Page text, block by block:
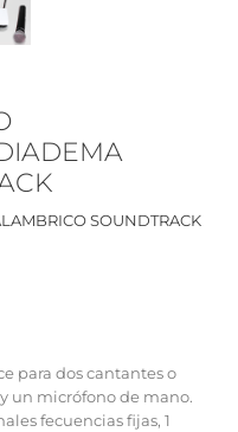
SOUNDTRACK
para dos cantantes o
un micrófono de mano.
fecuencias fijas, 1